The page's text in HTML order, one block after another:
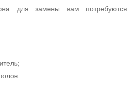
для замены вам потребуются